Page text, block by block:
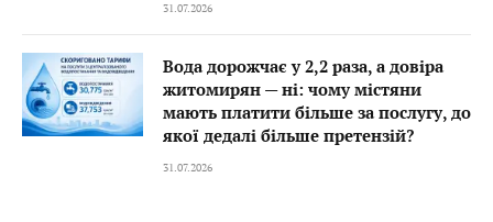
31.07.2026
Вода дорожчає у 2,2 раза, а довіра
житомирян — ні: чому містяни
мають платити більше за послугу, до
якої дедалі більше претензій?
31.07.2026